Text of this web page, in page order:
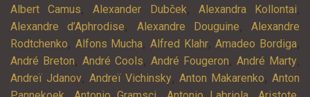
Albert Camus,Alexander Dubček, Alexandra Kollontai,
Alexandre d’Aphrodise, Alexandre Douguine, Alexandre
Rodtchenko, Alfons Mucha,Alfred Klahr,Amadeo Bordiga,
André Breton, André Cools, André Fougeron, André Marty,
Andreï Jdanov, Andreï Vichinsky, Anton Makarenko, Anton